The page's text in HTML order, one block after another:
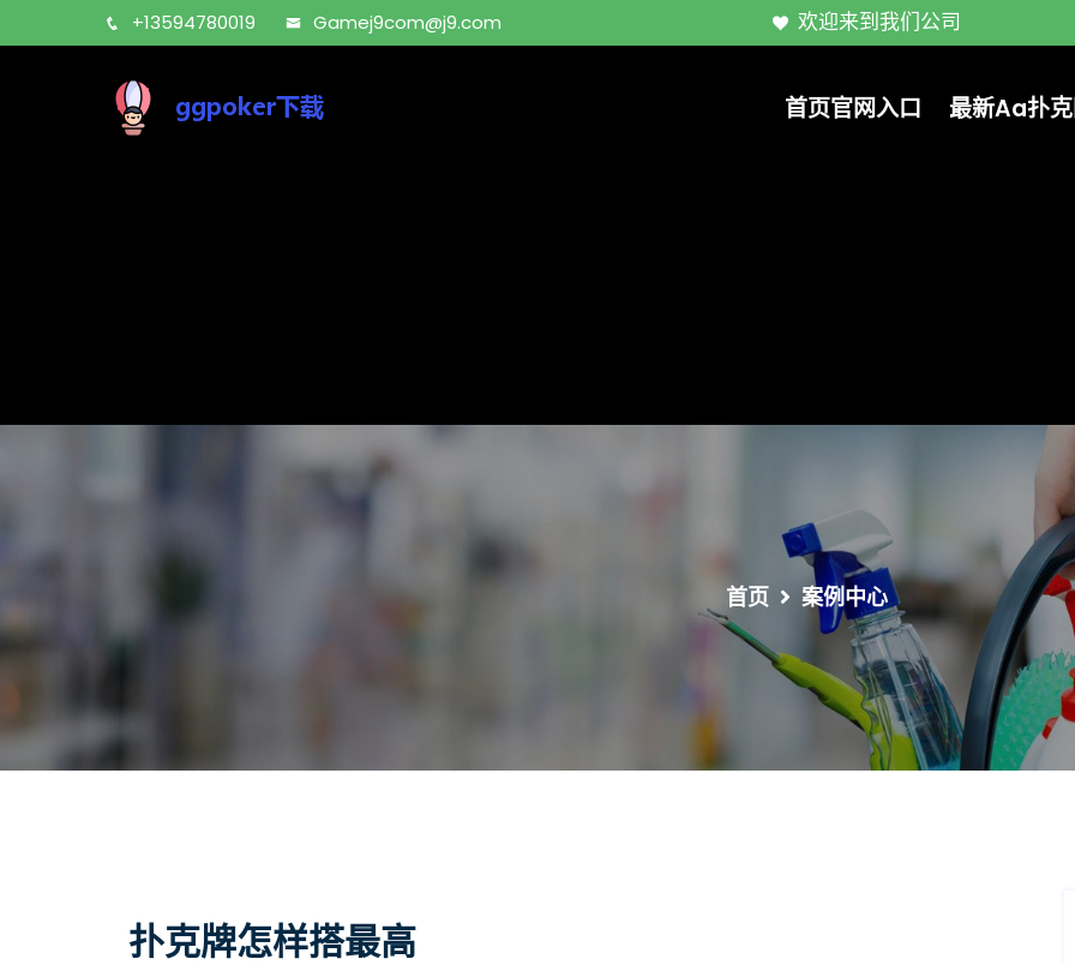
+13594780019 Gamej9com@j9.com 欢迎来到我们公司
首页官网入口 最新aa扑
首页 案例中心
扑克牌怎样搭最高